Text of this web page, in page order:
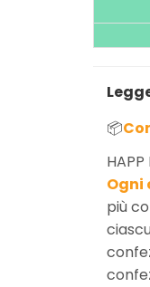
📦
Ogni
più